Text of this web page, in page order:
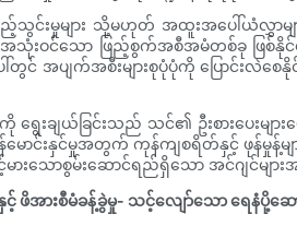
င်းမှုများ သို့မဟုတ် အထူးအပေါ်ယံလွှာမ
သုံးဝင်သော ဖြည့်စွက်အစီအမံတစ်ခု ဖြစ်နို
တွင် အပျက်အစီးများစုပုံပုံကို ပြောင်းလဲ
ကို ရွေးချယ်ခြင်းသည် သင်၏ ဦးစားပေး
ောင်းနှင်မှုအတွက် ကုန်ကျစရိတ်နှင့် ဖုန်မှု
မားသောစွမ်းဆောင်ရည်ရှိသော အင်ဂျင်မ
ဖိအားစီမံခန့်ခွဲမှု- သင့်လျော်သော ရေနံပို့ဆေ